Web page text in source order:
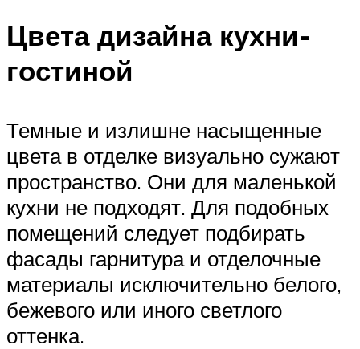
Цвета дизайна кухни-
гостиной
Темные и излишне насыщенные
цвета в отделке визуально сужают
пространство. Они для маленькой
кухни не подходят. Для подобных
помещений следует подбирать
фасады гарнитура и отделочные
материалы исключительно белого,
бежевого или иного светлого
оттенка.